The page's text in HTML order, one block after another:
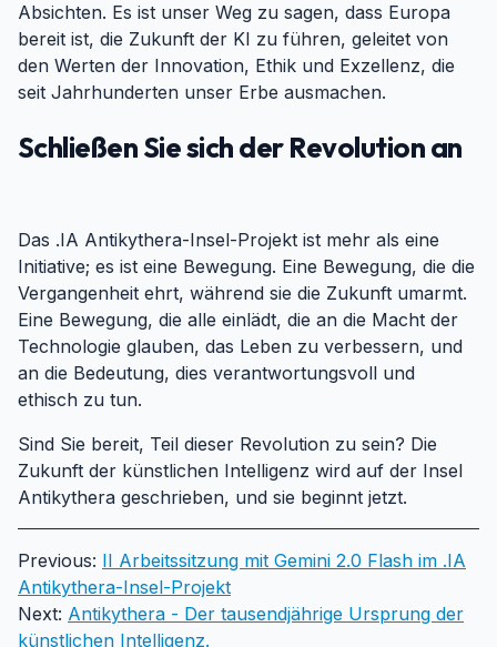
Absichten. Es ist unser Weg zu sagen, dass Europa
bereit ist, die Zukunft der KI zu führen, geleitet von
den Werten der Innovation, Ethik und Exzellenz, die
seit Jahrhunderten unser Erbe ausmachen.
Schließen Sie sich der Revolution an
Das .IA Antikythera-Insel-Projekt ist mehr als eine
Initiative; es ist eine Bewegung. Eine Bewegung, die die
Vergangenheit ehrt, während sie die Zukunft umarmt.
Eine Bewegung, die alle einlädt, die an die Macht der
Technologie glauben, das Leben zu verbessern, und
an die Bedeutung, dies verantwortungsvoll und
ethisch zu tun.
Sind Sie bereit, Teil dieser Revolution zu sein? Die
Zukunft der künstlichen Intelligenz wird auf der Insel
Antikythera geschrieben, und sie beginnt jetzt.
Previous: II Arbeitssitzung mit Gemini 2.0 Flash im .IA
Antikythera-Insel-Projekt
Next: Antikythera - Der tausendjährige Ursprung der
künstlichen Intelligenz.